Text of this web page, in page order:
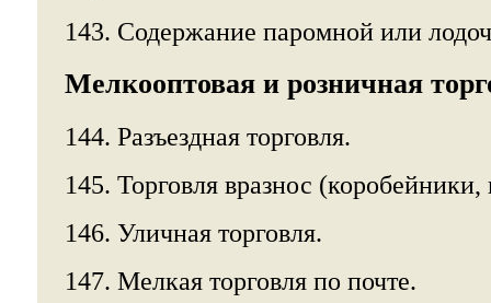
143. Содержание паромной или
Мелкооптовая и розничная
144. Разъездная торговля.
145. Торговля вразнос
146. Уличная торговля.
147. Мелкая торговля по почте.